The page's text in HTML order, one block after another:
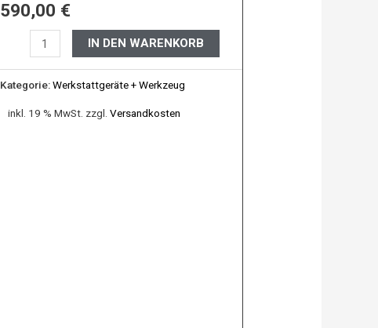
590,00 €
IN DEN WARENKORB
Kategorie:Werkstattgeräte + Werkzeug
inkl. 19 % MwSt. zzgl. Versandkosten